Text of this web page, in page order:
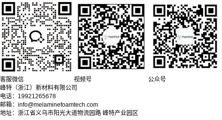
客服微信 视频号
公众号
峰特（浙江）新材料有限公司
电话：19921265678
邮箱：info@melaminefoamtech.com
地址：浙江省义乌市阳光大道物流园路 峰特产业园区